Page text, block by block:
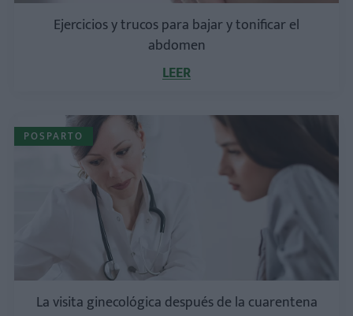
Ejercicios y trucos para bajar y tonificar el
abdomen
LEER
POSPARTO
La visita ginecológica después de la cuarentena